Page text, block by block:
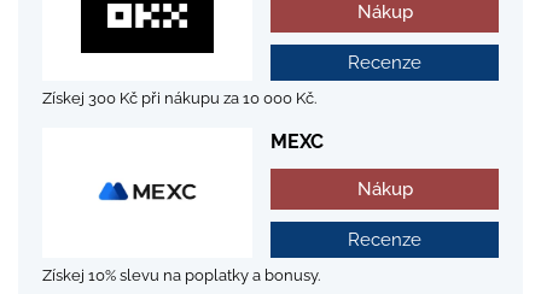
Nákup
Recenze
Získej 300 Kč při nákupu za 10 000 Kč.
MEXC
Nákup
Recenze
Získej 10% slevu na poplatky a bonusy.